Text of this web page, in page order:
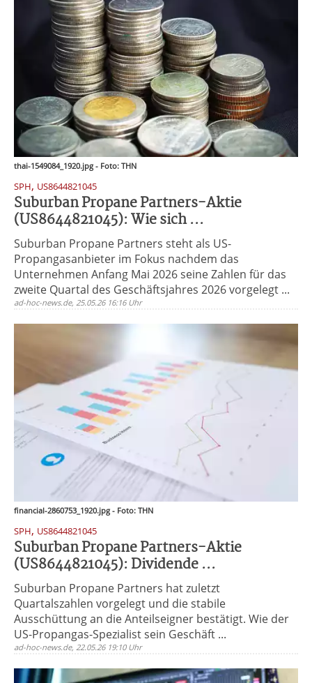
thai-1549084_1920.jpg - Foto: THN
SPH, US8644821045
Suburban Propane Partners-Aktie
(US8644821045): Wie sich ...
Suburban Propane Partners steht als US-
Propangasanbieter im Fokus nachdem das
Unternehmen Anfang Mai 2026 seine Zahlen für das
zweite Quartal des Geschäftsjahres 2026 vorgelegt ...
ad-hoc-news.de, 25.05.26 16:16 Uhr
financial-2860753_1920.jpg - Foto: THN
SPH, US8644821045
Suburban Propane Partners-Aktie
(US8644821045): Dividende ...
Suburban Propane Partners hat zuletzt
Quartalszahlen vorgelegt und die stabile
Ausschüttung an die Anteilseigner bestätigt. Wie der
US-Propangas-Spezialist sein Geschäft ...
ad-hoc-news.de, 22.05.26 19:10 Uhr